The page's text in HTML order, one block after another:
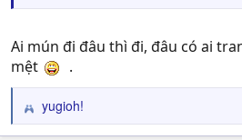
Ai mún đi đâu thì đi, đâu có ai
mệt
.
R
e
yugioh!